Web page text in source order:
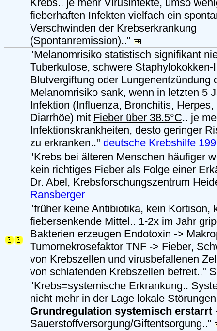
Krebs.. je mehr Virusinfekte, umso
fieberhaften Infekten vielfach ein
Verschwinden der Krebserkrankung
(Spontanremission).."
"Melanomrisiko statistisch signifikant
Tuberkulose, schwere Staphylokokken-
Blutvergiftung oder Lungenentzündung
Melanomrisiko sank, wenn in letzten 5
Infektion (Influenza, Bronchitis, Herpes,
Diarrhöe) mit Fieber über 38.5°C.. je
Infektionskrankheiten, desto geringer
zu erkranken.." deutsche Krebshilfe
"Krebs bei älteren Menschen häufiger
kein richtiges Fieber als Folge einer
Dr. Abel, Krebsforschungszentrum
Ransberger
"früher keine Antibiotika, kein Kortison,
fiebersenkende Mittel.. 1-2x im Jahr
Bakterien erzeugen Endotoxin ->
Tumornekrosefaktor TNF -> Fieber,
von Krebszellen und virusbefallenen
von schlafenden Krebszellen befreit.."
"Krebs=systemische Erkrankung..
nicht mehr in der Lage lokale
Grundregulation systemisch erstarrt
Sauerstoffversorgung/Giftentsorgung.."